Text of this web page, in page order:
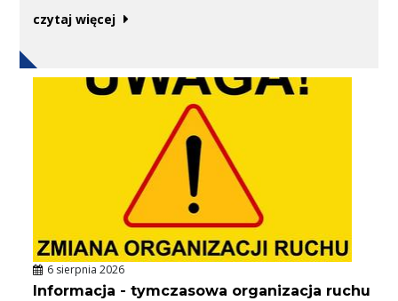
faktury z uwagi na swój zakres elementów. W przypadku
tym celu skorzystać z kodu QR znajdującego się na
potwierdzeniu. Prosimy o dokładne sprawdzenie
dokumentów przed złożeniem wniosku. W razie
wątpliwości prosimy o kontakt: tel. 87 425 44 49 --
czytaj więcej
6 sierpnia 2026
Informacja - tymczasowa organizacja ruchu